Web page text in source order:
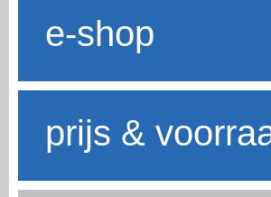
e-shop
prijs &